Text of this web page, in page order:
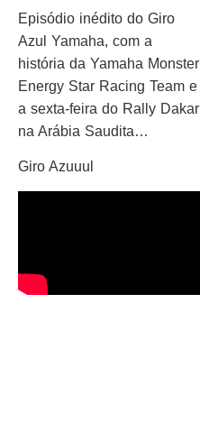
Episódio inédito do Giro
Azul Yamaha, com a
história da Yamaha Monster
Energy Star Racing Team e
a sexta-feira do Rally Dakar
na Arábia Saudita…
Giro Azuuul